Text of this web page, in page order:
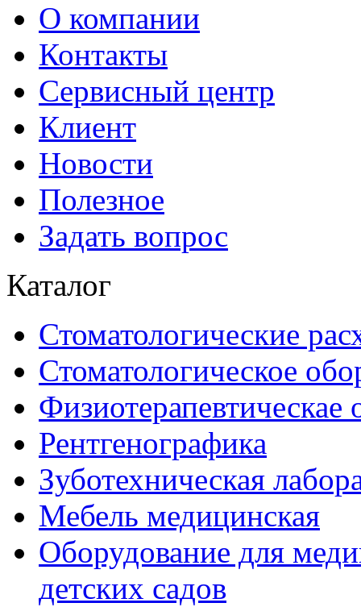
О компании
Контакты
Сервисный центр
Клиент
Новости
Полезное
Задать вопрос
Каталог
Стоматологические
Стоматологическое
Физиотерапевтическае
Рентгенографика
Зуботехническая
Мебель медицинская
Оборудование для
детских садов